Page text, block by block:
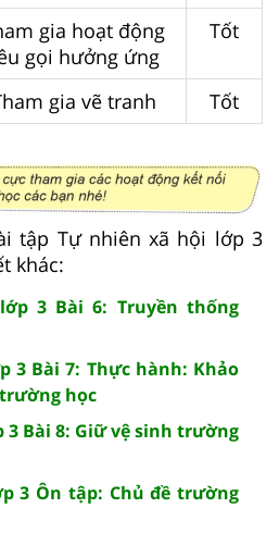
gia hoạt động
gọi hưởng ứng
Tốt
gia vẽ tranh Tốt
tập Tự nhiên xã hội lớp 3
khác:
3 Bài 6: Truyền thống
3 Bài 7: Thực hành: Khảo
học
3 Bài 8: Giữ vệ sinh trường
3 Ôn tập: Chủ đề trường